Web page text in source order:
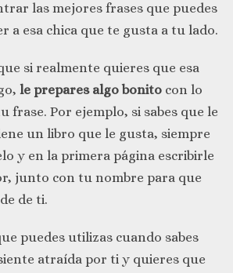
las mejores frases que puedes
a esa chica que te gusta a tu lado.
si realmente quieres que esa
le prepares algo bonito con lo
frase. Por ejemplo, si sabes que le
un libro que le gusta, siempre
y en la primera página escribirle
junto con tu nombre para que
de ti.
puedes utilizas cuando sabes
atraída por ti y quieres que